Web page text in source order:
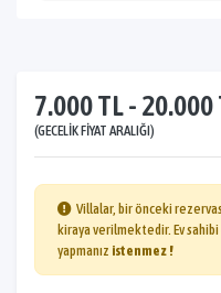
7.000 TL - 20.000
(GECELIK FIYAT ARALIĞI)
Villalar, bir önceki
kiraya verilmektedir. Ev
yapmanız istenmez !